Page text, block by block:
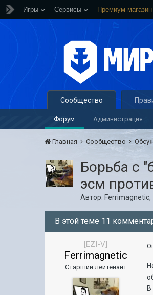
Игры Сервисы Премиум магазин
Сообщество
Форум Администрация
Главная Сообщество
Борьба с
эсм
Автор: Ferrimagnetic,
В этой теме 11
[EZI-V]
Ferrimagnetic
Старший лейтенант